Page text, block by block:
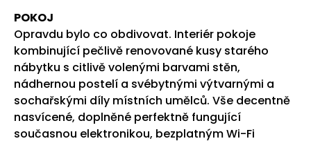
POKOJ
Opravdu bylo co obdivovat. Interiér pokoje
kombinující pečlivě renovované kusy starého
nábytku s citlivě volenými barvami stěn,
nádhernou postelí a svébytnými výtvarnými a
sochařskými díly místních umělců. Vše decentně
nasvícené, doplněné perfektně fungující
současnou elektronikou, bezplatným Wi-Fi